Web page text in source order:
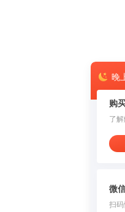
晚
购
了
微
扫